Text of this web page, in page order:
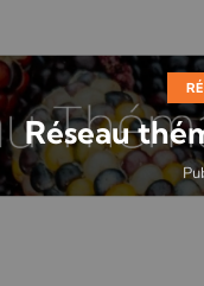
Réseau